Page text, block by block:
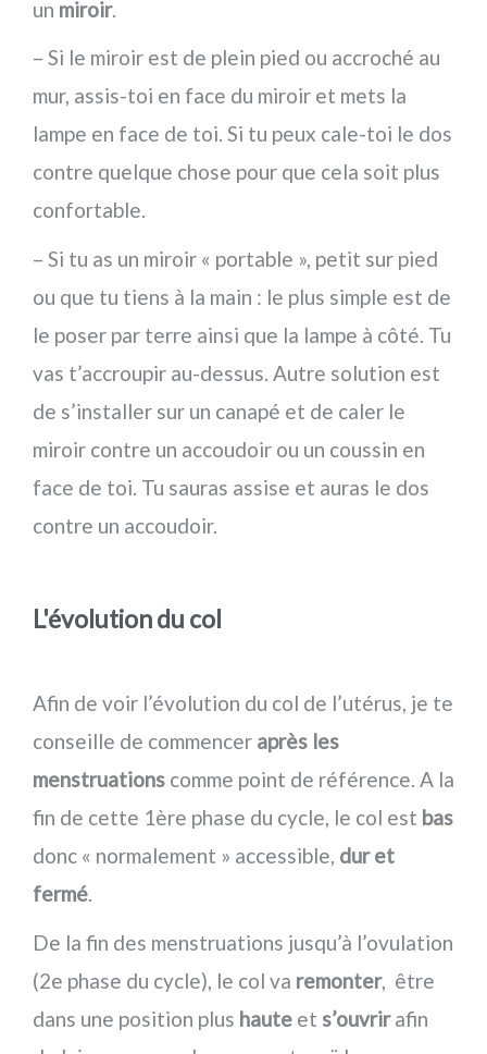
un miroir.
– Si le miroir est de plein pied ou accroché au
mur, assis-toi en face du miroir et mets la
lampe en face de toi. Si tu peux cale-toi le dos
contre quelque chose pour que cela soit plus
confortable.
– Si tu as un miroir « portable », petit sur pied
ou que tu tiens à la main : le plus simple est de
le poser par terre ainsi que la lampe à côté. Tu
vas t’accroupir au-dessus. Autre solution est
de s’installer sur un canapé et de caler le
miroir contre un accoudoir ou un coussin en
face de toi. Tu sauras assise et auras le dos
contre un accoudoir.
L'évolution du col
Afin de voir l’évolution du col de l’utérus, je te
conseille de commencer après les
menstruations comme point de référence. A la
fin de cette 1ère phase du cycle, le col est bas
donc « normalement » accessible, dur et
fermé.
De la fin des menstruations jusqu’à l’ovulation
(2e phase du cycle), le col va remonter, être
dans une position plus haute et s’ouvrirafin